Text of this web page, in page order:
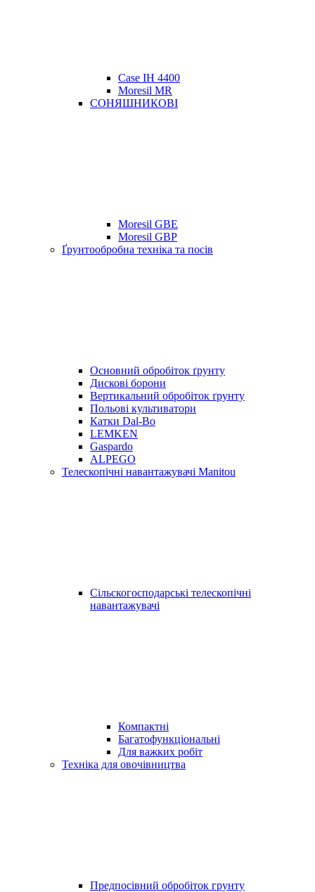
Case IH 4400
Moresil MR
СОНЯШНИКОВІ
Moresil GBE
Moresil GBP
Ґрунтообробна техніка та посів
Основний обробіток ґрунту
Дискові борони
Вертикальний обробіток ґрунту
Польові культиватори
Катки Dal-Bo
LEMKEN
Gaspardo
ALPEGO
Телескопічні навантажувачі Manitou
Сільскогосподарські телескопічні
навантажувачі
Компактні
Багатофункціональні
Для важких робіт
Техніка для овочівництва
Предпосівний обробіток грунту